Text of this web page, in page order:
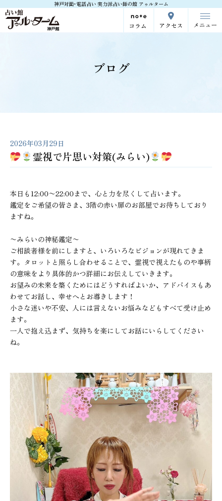
神戸対面･電話占い 実力派占い師の館 アゥルターム
コラム アクセス メニュー
ブログ
2026年03月29日
霊視で片思い対策(みらい)
本日も12:00〜22:00まで、心と力を尽くして占います。
鑑定をご希望の皆さま、3階の赤い扉のお部屋でお待ちしており
ますね。
〜みらいの神秘鑑定〜
ご相談者様を前にしますと、いろいろなビジョンが現れてきま
す。タロットと照らし合わせることで、霊視で視えたものや事柄
の意味をより具体的かつ詳細にお伝えしていきます。
お望みの未来を築くためにはどうすればよいか、アドバイスもあ
わせてお話し、幸せへとお導きします！
小さな迷いや不安、人には言えないお悩みなどもすべて受け止め
ます。
一人で抱え込まず、気持ちを楽にしてお話にいらしてください
ね。